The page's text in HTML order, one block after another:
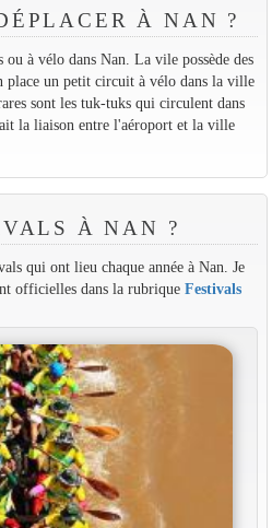
À NAN ?
à vélo dans Nan. La vile possède des
place un petit circuit à vélo dans la ville
sont les tuk-tuks qui circulent dans
la liaison entre l'aéroport et la ville
À NAN ?
qui ont lieu chaque année à Nan. Je
officielles dans la rubrique Festivals